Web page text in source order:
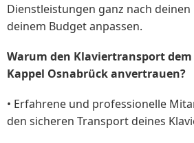
Dienstleistungen ganz nach
deinem Budget anpassen.
Warum den Klaviertransport
Kappel Osnabrück anvertrauen?
• Erfahrene und professionelle
den sicheren Transport deines